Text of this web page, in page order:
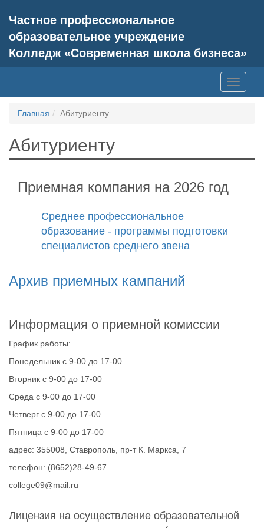
Частное профессиональное
образовательное учреждение
Колледж «Современная школа бизнеса»
Toggle
Главная
Абитуриенту
Абитуриенту
Приемная компания на 2026 год
Среднее профессиональное
образование - программы подготовки
специалистов среднего звена
Архив приемных кампаний
Информация о приемной комиссии
График работы:
Понедельник с 9-00 до 17-00
Вторник с 9-00 до 17-00
Среда с 9-00 до 17-00
Четверг с 9-00 до 17-00
Пятница с 9-00 до 17-00
адрес: 355008, Ставрополь, пр-т К. Маркса, 7
телефон: (8652)28-49-67
college09@mail.ru
Лицензия на осуществление образовательной